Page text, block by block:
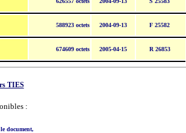
588923 octets 2004-09-13 F 25582
674609 octets 2005-04-15 R 26853
TIES
:
document,